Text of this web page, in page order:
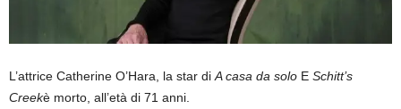
L’attrice Catherine O’Hara, la star di A casa da solo E Schitt’s
Creekè morto, all’età di 71 anni.